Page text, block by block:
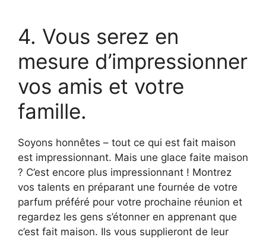
4. Vous serez en
mesure d’impressionner
vos amis et votre
famille.
Soyons honnêtes – tout ce qui est fait maison
est impressionnant. Mais une glace faite maison
? C’est encore plus impressionnant ! Montrez
vos talents en préparant une fournée de votre
parfum préféré pour votre prochaine réunion et
regardez les gens s’étonner en apprenant que
c’est fait maison. Ils vous supplieront de leur